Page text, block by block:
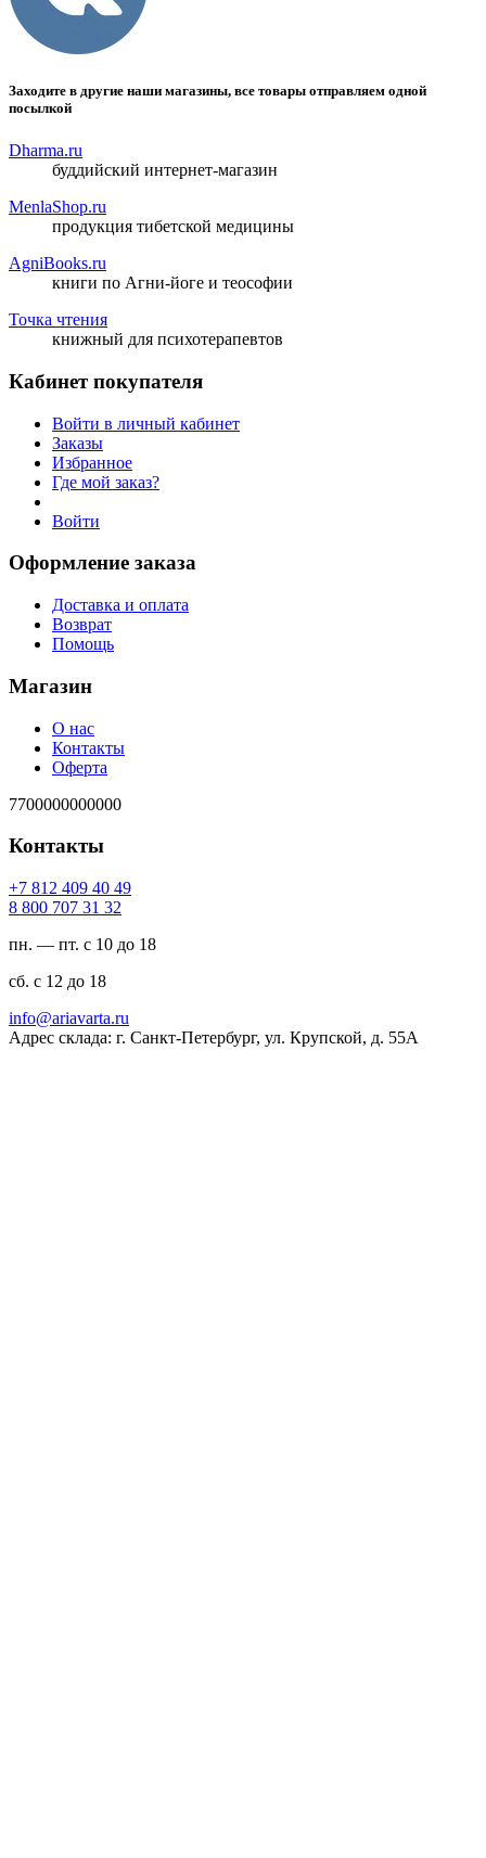
Заходите в другие наши магазины, все товары отправляем одной
посылкой
Dharma.ru
буддийский интернет-магазин
MenlaShop.ru
продукция тибетской медицины
AgniBooks.ru
книги по Агни-йоге и теософии
Точка чтения
книжный для психотерапевтов
Кабинет покупателя
Войти в личный кабинет
Заказы
Избранное
Где мой заказ?
Войти
Оформление заказа
Доставка и оплата
Возврат
Помощь
Магазин
О нас
Контакты
Оферта
7700000000000
Контакты
94 04 904 218 7+
23 13 707 008 8
пн. — пт. с 10 до 18
сб. с 12 до 18
ur.atravaira@ofni
Адрес склада: г. Санкт-Петербург, ул. Крупской, д. 55А